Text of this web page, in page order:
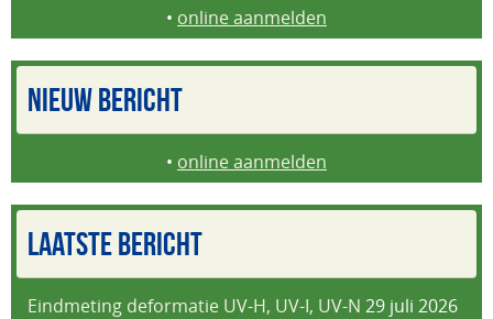
• online aanmelden
NIEUW BERICHT
• online aanmelden
LAATSTE BERICHT
Eindmeting deformatie UV-H, UV-I, UV-N 29 juli 2026